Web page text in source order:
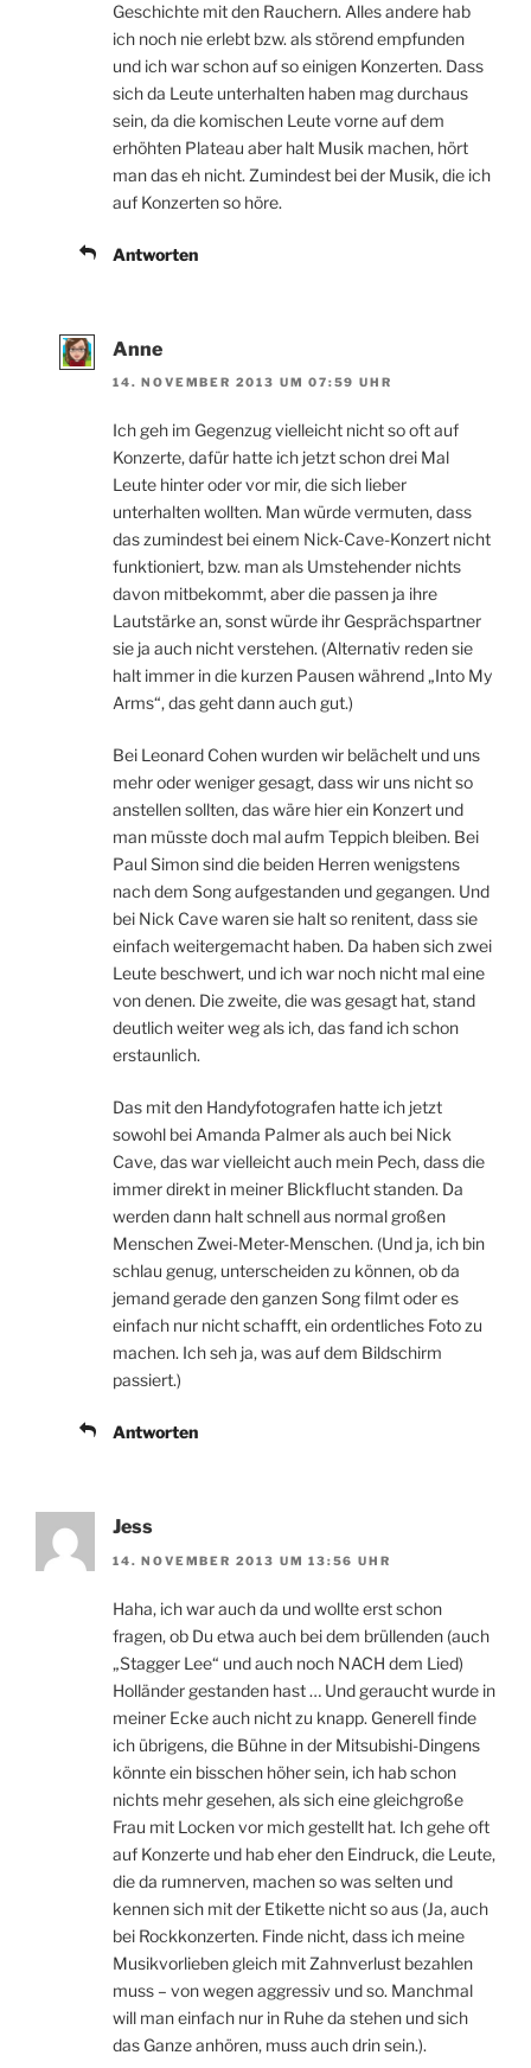
Geschichte mit den Rauchern. Alles andere hab
ich noch nie erlebt bzw. als störend empfunden
und ich war schon auf so einigen Konzerten. Dass
sich da Leute unterhalten haben mag durchaus
sein, da die komischen Leute vorne auf dem
erhöhten Plateau aber halt Musik machen, hört
man das eh nicht. Zumindest bei der Musik, die ich
auf Konzerten so höre.
Antworten
Anne
14. NOVEMBER 2013 UM 07:59 UHR
Ich geh im Gegenzug vielleicht nicht so oft auf
Konzerte, dafür hatte ich jetzt schon drei Mal
Leute hinter oder vor mir, die sich lieber
unterhalten wollten. Man würde vermuten, dass
das zumindest bei einem Nick-Cave-Konzert nicht
funktioniert, bzw. man als Umstehender nichts
davon mitbekommt, aber die passen ja ihre
Lautstärke an, sonst würde ihr Gesprächspartner
sie ja auch nicht verstehen. (Alternativ reden sie
halt immer in die kurzen Pausen während „Into My
Arms“, das geht dann auch gut.)
Bei Leonard Cohen wurden wir belächelt und uns
mehr oder weniger gesagt, dass wir uns nicht so
anstellen sollten, das wäre hier ein Konzert und
man müsste doch mal aufm Teppich bleiben. Bei
Paul Simon sind die beiden Herren wenigstens
nach dem Song aufgestanden und gegangen. Und
bei Nick Cave waren sie halt so renitent, dass sie
einfach weitergemacht haben. Da haben sich zwei
Leute beschwert, und ich war noch nicht mal eine
von denen. Die zweite, die was gesagt hat, stand
deutlich weiter weg als ich, das fand ich schon
erstaunlich.
Das mit den Handyfotografen hatte ich jetzt
sowohl bei Amanda Palmer als auch bei Nick
Cave, das war vielleicht auch mein Pech, dass die
immer direkt in meiner Blickflucht standen. Da
werden dann halt schnell aus normal großen
Menschen Zwei-Meter-Menschen. (Und ja, ich bin
schlau genug, unterscheiden zu können, ob da
jemand gerade den ganzen Song filmt oder es
einfach nur nicht schafft, ein ordentliches Foto zu
machen. Ich seh ja, was auf dem Bildschirm
passiert.)
Antworten
Jess
14. NOVEMBER 2013 UM 13:56 UHR
Haha, ich war auch da und wollte erst schon
fragen, ob Du etwa auch bei dem brüllenden (auch
„Stagger Lee“ und auch noch NACH dem Lied)
Holländer gestanden hast … Und geraucht wurde in
meiner Ecke auch nicht zu knapp. Generell finde
ich übrigens, die Bühne in der Mitsubishi-Dingens
könnte ein bisschen höher sein, ich hab schon
nichts mehr gesehen, als sich eine gleichgroße
Frau mit Locken vor mich gestellt hat. Ich gehe oft
auf Konzerte und hab eher den Eindruck, die Leute,
die da rumnerven, machen so was selten und
kennen sich mit der Etikette nicht so aus (Ja, auch
bei Rockkonzerten. Finde nicht, dass ich meine
Musikvorlieben gleich mit Zahnverlust bezahlen
muss – von wegen aggressiv und so. Manchmal
will man einfach nur in Ruhe da stehen und sich
das Ganze anhören, muss auch drin sein.).